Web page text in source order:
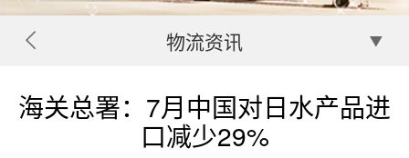
物流资讯
海关总署：7月中国对日水产品进
口减少29%